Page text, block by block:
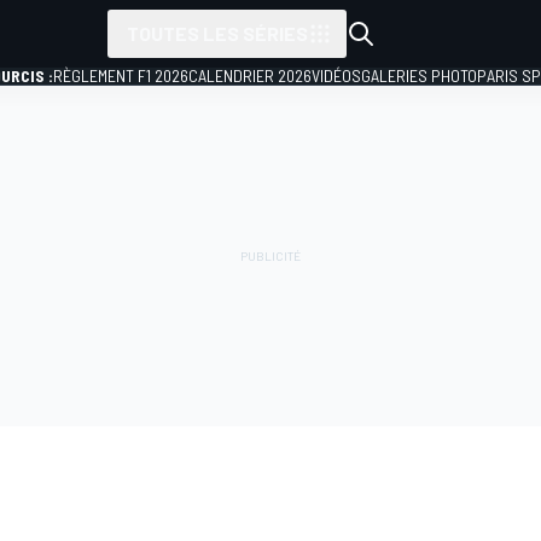
:RÈGLEMENT F1 2026CALENDRIER 2026VIDÉOSGALERIES PHOTOPARIS